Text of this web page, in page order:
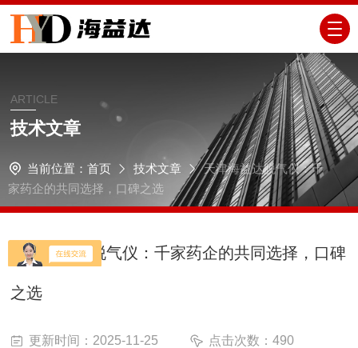
ARTICLE
技术文章
当前位置： 首页 技术文章
天津海益达脱气仪：千
家药企的共同选择，口碑之选
天津海益达脱气仪：千家药企的共同选择，口碑
之选
更新时间：2025-11-25 点击次数：490